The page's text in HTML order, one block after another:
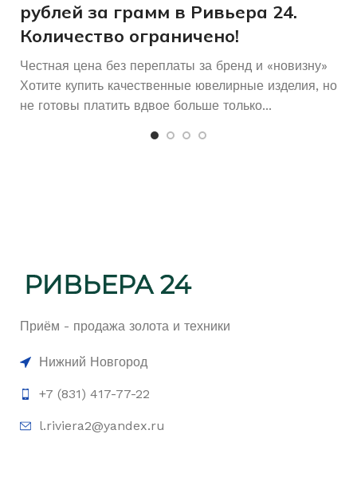
рублей за грамм в Ривьера 24.
Количество ограничено!
Честная цена без переплаты за бренд и «новизну»
Хотите купить качественные ювелирные изделия, но
не готовы платить вдвое больше только...
Приём - продажа золота и техники
Нижний Новгород
+7 (831) 417-77-22
l.riviera2@yandex.ru